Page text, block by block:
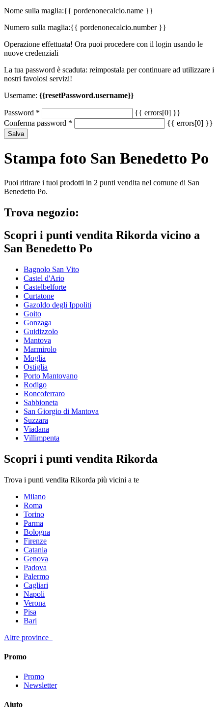
Nome sulla maglia:{{ pordenonecalcio.name }}
Numero sulla maglia:{{ pordenonecalcio.number }}
Operazione effettuata! Ora puoi procedere con il login usando le
nuove credenziali
La tua password è scaduta: reimpostala per continuare ad utilizzare i
nostri favolosi servizi!
Username: {{resetPassword.username}}
Password *
{{ errors[0] }}
Conferma password * {{ errors[0] }}
Salva
Stampa foto San Benedetto Po
Puoi ritirare i tuoi prodotti in 2 punti vendita nel comune di San
Benedetto Po.
Trova negozio:
Scopri i punti vendita Rikorda vicino a
San Benedetto Po
Bagnolo San Vito
Castel d'Ario
Castelbelforte
Curtatone
Gazoldo degli Ippoliti
Goito
Gonzaga
Guidizzolo
Mantova
Marmirolo
Moglia
Ostiglia
Porto Mantovano
Rodigo
Roncoferraro
Sabbioneta
San Giorgio di Mantova
Suzzara
Viadana
Villimpenta
Scopri i punti vendita Rikorda
Trova i punti vendita Rikorda più vicini a te
Milano
Roma
Torino
Parma
Bologna
Firenze
Catania
Genova
Padova
Palermo
Cagliari
Napoli
Verona
Pisa
Bari
Altre province
Promo
Promo
Newsletter
Aiuto